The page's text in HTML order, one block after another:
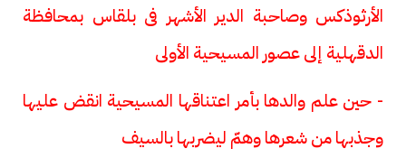
الأرثوذكس وصاحبة الدير الأشهر فى بلقاس بمحافظة
الدقهلية إلى عصور المسيحية الأولى
- حين علم والدها بأمر اعتناقها المسيحية انقض عليها
وجذبها من شعرها وهمّ ليضربها بالسيف